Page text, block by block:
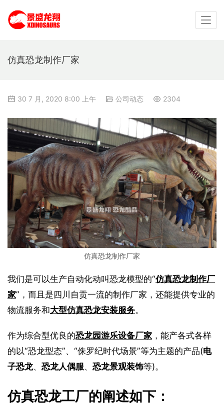
仿真恐龙制作厂家
30 7 月, 2020 8:00 上午 公司动态 2304
仿真恐龙制作厂家
我们是可以生产自动化动叫恐龙模型的“仿真恐龙制作厂
家”，而且是四川自贡一流的制作厂家，还能提供专业的
物流服务和大型仿真恐龙安装服务。
作为综合型优良的恐龙园游乐设备厂家 ，能产各式各样
的以“恐龙型态”、“侏罗纪时代场景”等为主题的产品(电
子恐龙、 恐龙人偶服、 恐龙景观装饰等)。
仿真恐龙工厂的阐述如下：